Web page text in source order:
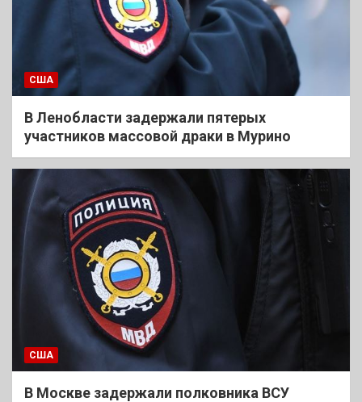
США
В Ленобласти задержали пятерых
участников массовой драки в Мурино
США
В Москве задержали полковника ВСУ